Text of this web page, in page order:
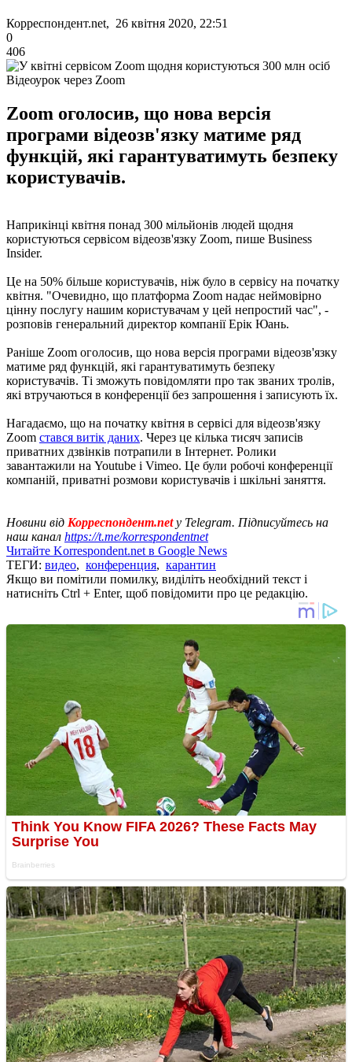
Корреспондент.net, 26 квітня 2020, 22:51
0
406
Відеоурок через Zoom
Zoom оголосив, що нова версія
програми відеозв'язку матиме ряд
функцій, які гарантуватимуть безпеку
користувачів.
Наприкінці квітня понад 300 мільйонів людей щодня
користуються сервісом відеозв'язку Zoom, пише Business
Insider.
Це на 50% більше користувачів, ніж було в сервісу на початку
квітня. "Очевидно, що платформа Zoom надає неймовірно
цінну послугу нашим користувачам у цей непростий час", -
розповів генеральний директор компанії Ерік Юань.
Раніше Zoom оголосив, що нова версія програми відеозв'язку
матиме ряд функцій, які гарантуватимуть безпеку
користувачів. Ті зможуть повідомляти про так званих тролів,
які втручаються в конференції без запрошення і записують їх.
Нагадаємо, що на початку квітня в сервісі для відеозв'язку
Zoom стався витік даних. Через це кілька тисяч записів
приватних дзвінків потрапили в Інтернет. Ролики
завантажили на Youtube і Vimeo. Це були робочі конференції
компаній, приватні розмови користувачів і шкільні заняття.
Новини від Корреспондент.netу Telegram. Підписуйтесь на
наш канал https://t.me/korrespondentnet
Читайте Korrespondent.net в Google News
ТЕГИ: видео, конференция, карантин
Якщо ви помітили помилку, виділіть необхідний текст і
натисніть Ctrl + Enter, щоб повідомити про це редакцію.